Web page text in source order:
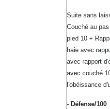
Suite sans
Couché au
pied 10 +
haie avec
avec rapport
avec couché
l'obéissance
- Défense/100